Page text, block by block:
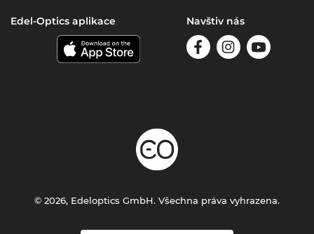
Edel-Optics aplikace Navštiv nás
© 2026, Edeloptics GmbH. Všechna práva vyhrazena.